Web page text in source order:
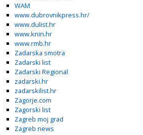
WAM
www.dubrovnikpress.hr/
www.dulist.hr
www.knin.hr
www.rmb.hr
Zadarska smotra
Zadarski list
Zadarski Regional
zadarski.hr
zadarskilist.hr
Zagorje.com
Zagorski list
Zagreb moj grad
Zagreb news